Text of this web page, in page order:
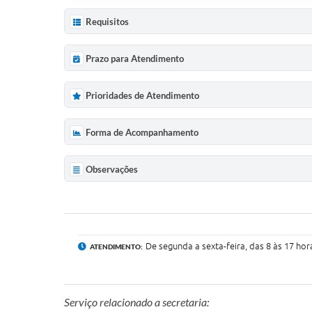
Requisitos
Prazo para Atendimento
Prioridades de Atendimento
Forma de Acompanhamento
Observações
ATENDIMENTO: De segunda a sexta-feira, das 8 às 17
Serviço relacionado a secretaria: